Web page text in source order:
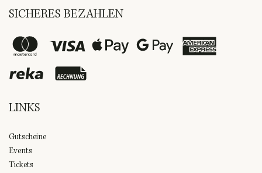
SICHERES BEZAHLEN
LINKS
Gutscheine
Events
Tickets